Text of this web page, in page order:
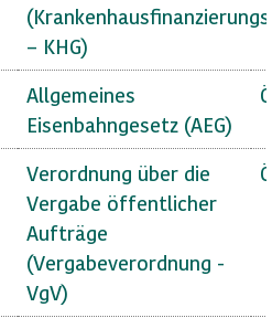
– KHG)
Allgemeines
Eisenbahngesetz (AEG)
Verordnung über die
Vergabe öffentlicher
Aufträge
(Vergabeverordnung -
VgV)